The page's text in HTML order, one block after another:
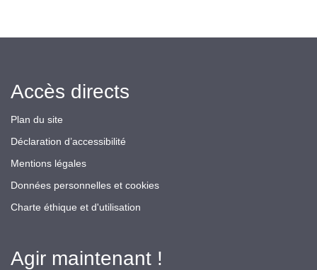
Accès directs
Plan du site
Déclaration d’accessibilité
Mentions légales
Données personnelles et cookies
Charte éthique et d'utilisation
Agir maintenant !